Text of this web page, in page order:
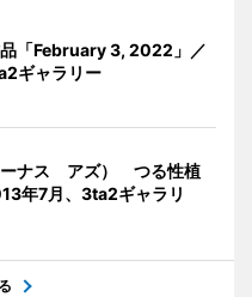
「February 3, 2022」／
ギャラリー
ーナス アズ） つる性植
年7月、3ta2ギャラリ